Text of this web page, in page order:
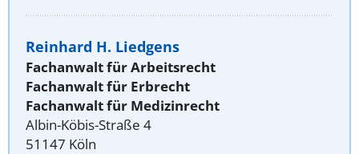
Reinhard H. Liedgens
Fachanwalt für Arbeitsrecht
Fachanwalt für Erbrecht
Fachanwalt für Medizinrecht
Albin-Köbis-Straße 4
51147 Köln